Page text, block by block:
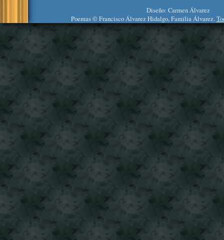
Diseño: Carmen Álvarez
Poemas © Francisco Álvarez Hidalgo, Familia Álvarez.